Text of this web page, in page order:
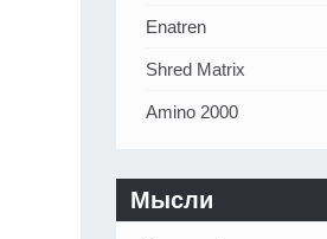
Enatren
Shred Matrix
Amino 2000
Мысли